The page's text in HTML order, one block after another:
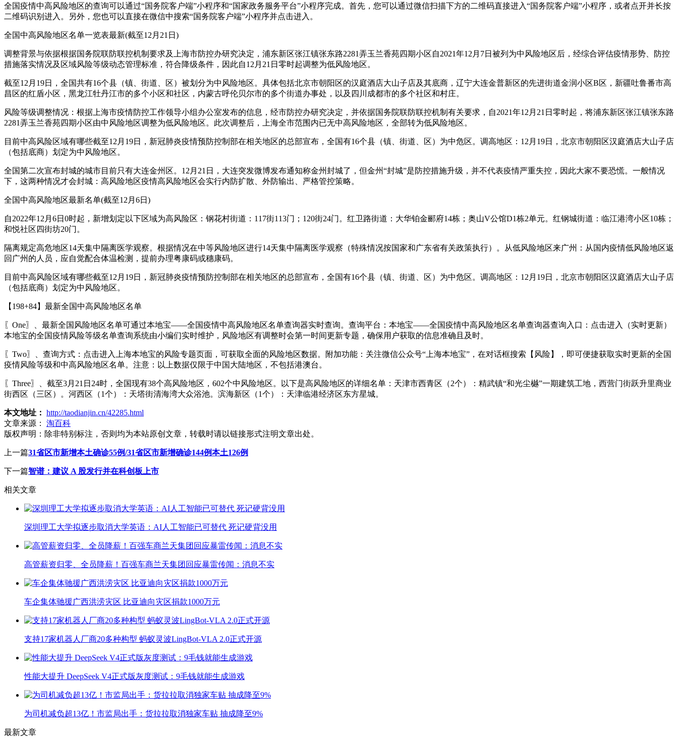
全国疫情中高风险地区的查询可以通过“国务院客户端”小程序和“国家政务服务平台”小程序完成。首先，您可以通过微信扫描下方的二维码直接进入“国务院客户端”小程序，或者点开并长按
二维码识别进入。另外，您也可以直接在微信中搜索“国务院客户端”小程序并点击进入。
全国中高风险地区名单一览表最新(截至12月21日)
调整背景与依据根据国务院联防联控机制要求及上海市防控办研究决定，浦东新区张江镇张东路2281弄玉兰香苑四期小区自2021年12月7日被列为中风险地区后，经综合评估疫情形势、防控
措施落实情况及区域风险等级动态管理标准，符合降级条件，因此自12月21日零时起调整为低风险地区。
截至12月19日，全国共有16个县（镇、街道、区）被划分为中风险地区。具体包括北京市朝阳区的汉庭酒店大山子店及其底商，辽宁大连金普新区的先进街道金润小区B区，新疆吐鲁番市高
昌区的红盾小区，黑龙江牡丹江市的多个小区和社区，内蒙古呼伦贝尔市的多个街道办事处，以及四川成都市的多个社区和村庄。
风险等级调整情况：根据上海市疫情防控工作领导小组办公室发布的信息，经市防控办研究决定，并依据国务院联防联控机制有关要求，自2021年12月21日零时起，将浦东新区张江镇张东路
2281弄玉兰香苑四期小区由中风险地区调整为低风险地区。此次调整后，上海全市范围内已无中高风险地区，全部转为低风险地区。
目前中高风险区域有哪些截至12月19日，新冠肺炎疫情预防控制部在相关地区的总部宣布，全国有16个县（镇、街道、区）为中危区。调高地区：12月19日，北京市朝阳区汉庭酒店大山子店
（包括底商）划定为中风险地区。
全国第二次宣布封城的城市目前只有大连金州区。12月21日，大连突发微博发布通知称金州封城了，但金州“封城”是防控措施升级，并不代表疫情严重失控，因此大家不要恐慌。一般情况
下，这两种情况才会封城：高风险地区疫情高风险地区会实行内防扩散、外防输出、严格管控策略。
全国中高风险地区最新名单(截至12月6日)
自2022年12月6日0时起，新增划定以下区域为高风险区：钢花村街道：117街113门；120街24门。红卫路街道：大华铂金郦府14栋；奥山V公馆D1栋2单元。红钢城街道：临江港湾小区10栋；
和悦社区四街坊20门。
隔离规定高危地区14天集中隔离医学观察。根据情况在中等风险地区进行14天集中隔离医学观察（特殊情况按国家和广东省有关政策执行）。从低风险地区来广州：从国内疫情低风险地区返
回广州的人员，应自觉配合体温检测，提前办理粤康码或穗康码。
目前中高风险区域有哪些截至12月19日，新冠肺炎疫情预防控制部在相关地区的总部宣布，全国有16个县（镇、街道、区）为中危区。调高地区：12月19日，北京市朝阳区汉庭酒店大山子店
（包括底商）划定为中风险地区。
【198+84】最新全国中高风险地区名单
〖One〗、最新全国风险地区名单可通过本地宝——全国疫情中高风险地区名单查询器实时查询。查询平台：本地宝——全国疫情中高风险地区名单查询器查询入口：点击进入（实时更新）
本地宝的全国疫情风险等级名单查询系统由小编们实时维护，风险地区有调整时会第一时间更新专题，确保用户获取的信息准确且及时。
〖Two〗、查询方式：点击进入上海本地宝的风险专题页面，可获取全面的风险地区数据。附加功能：关注微信公众号“上海本地宝”，在对话框搜索【风险】，即可便捷获取实时更新的全国
疫情风险等级和中高风险地区名单。注意：以上数据仅限于中国大陆地区，不包括港澳台。
〖Three〗、截至3月21日24时，全国现有38个高风险地区，602个中风险地区。以下是高风险地区的详细名单：天津市西青区（2个）：精武镇“和光尘樾”一期建筑工地，西营门街跃升里商业
街西区（三区）。河西区（1个）：天塔街清海湾大众浴池。滨海新区（1个）：天津临港经济区东方星城。
本文地址： http://taodianjin.cn/42285.html
文章来源：
淘百科
版权声明： 除非特别标注，否则均为本站原创文章，转载时请以链接形式注明文章出处。
上一篇31省区市新增本土确诊55例/31省区市新增确诊144例本土126例
下一篇智谱：建议 A 股发行并在科创板上市
相关文章
深圳理工大学拟逐步取消大学英语：AI人工智能已可替代 死记硬背没用
高管薪资归零、全员降薪！百强车商兰天集团回应暴雷传闻：消息不实
车企集体驰援广西洪涝灾区 比亚迪向灾区捐款1000万元
支持17家机器人厂商20多种构型 蚂蚁灵波LingBot-VLA 2.0正式开源
性能大提升 DeepSeek V4正式版灰度测试：9毛钱就能生成游戏
为司机减负超13亿！市监局出手：货拉拉取消独家车贴 抽成降至9%
最新文章